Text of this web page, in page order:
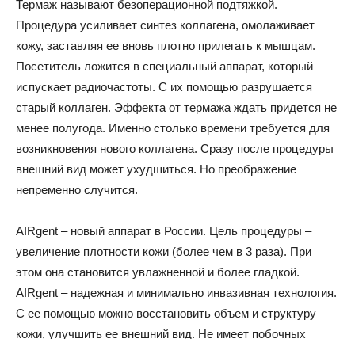
Термаж называют безоперационной подтяжкой.
Процедура усиливает синтез коллагена, омолаживает
кожу, заставляя ее вновь плотно прилегать к мышцам.
Посетитель ложится в специальный аппарат, который
испускает радиочастоты. С их помощью разрушается
старый коллаген. Эффекта от термажа ждать придется не
менее полугода. Именно столько времени требуется для
возникновения нового коллагена. Сразу после процедуры
внешний вид может ухудшиться. Но преображение
непременно случится.
AIRgent – новый аппарат в России. Цель процедуры –
увеличение плотности кожи (более чем в 3 раза). При
этом она становится увлажненной и более гладкой.
AIRgent – надежная и минимально инвазивная технология.
С ее помощью можно восстановить объем и структуру
кожи, улучшить ее внешний вид. Не имеет побочных